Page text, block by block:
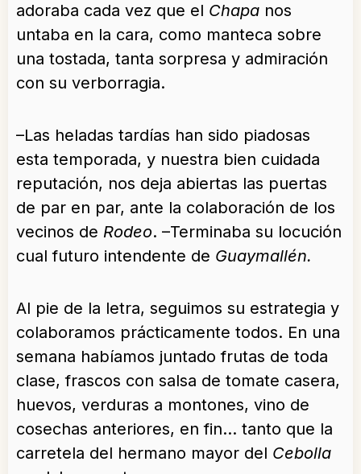
adoraba cada vez que el Chapa nos
untaba en la cara, como manteca sobre
una tostada, tanta sorpresa y admiración
con su verborragia.
–Las heladas tardías han sido piadosas
esta temporada, y nuestra bien cuidada
reputación, nos deja abiertas las puertas
de par en par, ante la colaboración de los
vecinos de Rodeo. –Terminaba su locución
cual futuro intendente de Guaymallén.
Al pie de la letra, seguimos su estrategia y
colaboramos prácticamente todos. En una
semana habíamos juntado frutas de toda
clase, frascos con salsa de tomate casera,
huevos, verduras a montones, vino de
cosechas anteriores, en fin… tanto que la
carretela del hermano mayor del Cebolla